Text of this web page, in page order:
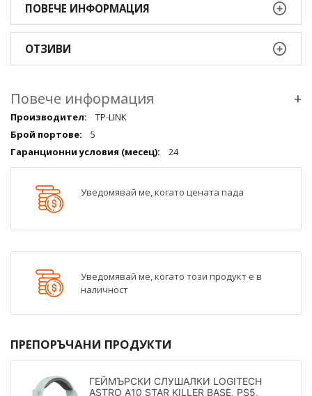
ПОВЕЧЕ ИНФОРМАЦИЯ
ОТЗИВИ
Повече информация +
Повече
информация
qqq
TP-LINK
5
24
Уведомявай ме, когато цената пада
Уведомявай ме, когато този продукт е в
наличност
ПРЕПОРЪЧАНИ ПРОДУКТИ
ГЕЙМЪРСКИ СЛУШАЛКИ LOGITECH
ASTRO A10 STAR KILLER BASE, PS5,